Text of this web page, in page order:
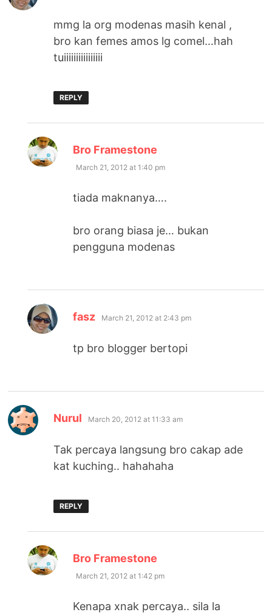
mmg la org modenas masih kenal ,
bro kan femes amos lg comel…hah
tuiiiiiiiiiiiiiiii
REPLY
Bro Framestone
March 21, 2012 at 1:40 pm
tiada maknanya….
bro orang biasa je… bukan
pengguna modenas
fasz says:
March 21, 2012 at 2:43 pm
tp bro blogger bertopi
Nurul says:
March 20, 2012 at 11:33 am
Tak percaya langsung bro cakap ade
kat kuching.. hahahaha
REPLY
Bro Framestone
March 21, 2012 at 1:42 pm
Kenapa xnak percaya.. sila la